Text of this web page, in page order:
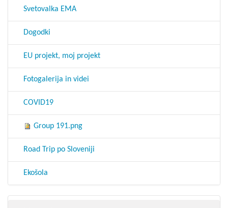
Svetovalka EMA
Dogodki
EU projekt, moj projekt
Fotogalerija in videi
COVID19
Group 191.png
Road Trip po Sloveniji
Ekošola